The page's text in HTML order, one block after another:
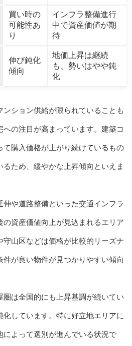
買い時の
可能性あ
り
インフラ整備進行
中で資産価値が期
待
伸び鈍化
傾向
地価上昇は継続
も、勢いはやや鈍
化
ション供給が限られていることも
の注目が高まっています。建築コ
て購入価格が上がり続けているもの
ため、緩やかな上昇傾向といえま
や道路整備といった交通インフラ
資産価値向上が見込まれるエリア
守山区などは価格が比較的リーズナ
が良い物件が見つかりやすい傾向
は全国的にも上昇基調が続いてい
化しています。特に好立地エリアに
によって選別が進んでいる状況で